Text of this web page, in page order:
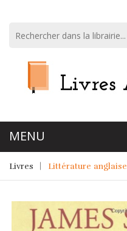
Livres Littérature anglaise